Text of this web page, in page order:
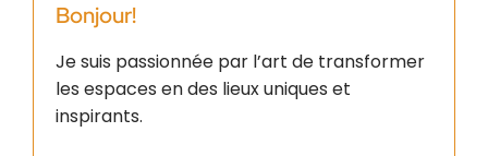
Bonjour!
Je suis passionnée par l’art de transformer
les espaces en des lieux uniques et
inspirants.